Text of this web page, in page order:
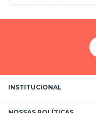
INSTITUCIONAL